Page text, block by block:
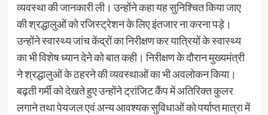
व्यवस्था की जानकारी ली। उन्होंने कहा यह सुनिश्चित किया जाए
की श्रद्धालुओं को रजिस्ट्रेशन के लिए इंतजार ना करना पड़े।
उन्होंने स्वास्थ्य जांच केंद्रों का निरीक्षण कर यात्रियों के स्वास्थ्य
का भी विशेष ध्यान देने को बात कही। निरीक्षण के दौरान मुख्यमंत्री
ने श्रद्धालुओं के ठहरने की व्यवस्थाओं का भी अवलोकन किया।
बढ़ती गर्मी को देखते हुए उन्होंने ट्रांजिट कैंप में अतिरिक्त कुलर
लगाने तथा पेयजल एवं अन्य आवश्यक सुविधाओं को पर्याप्त मात्रा में